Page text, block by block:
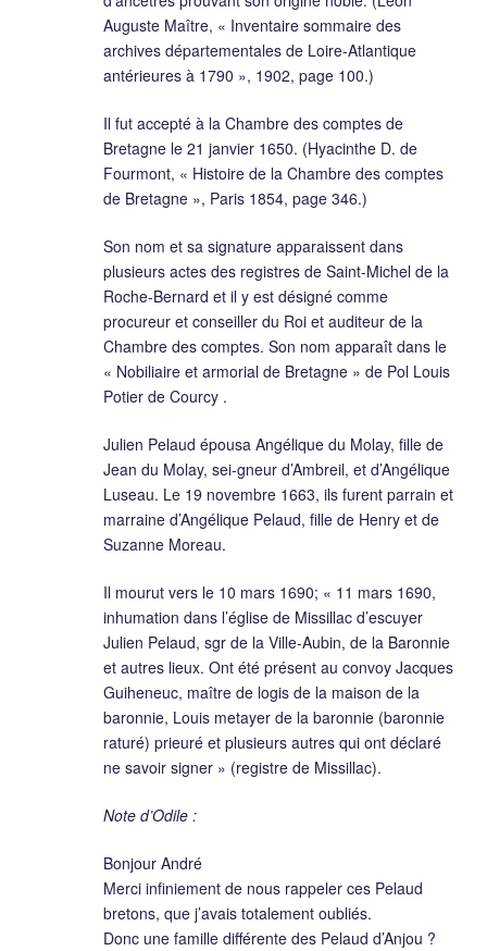
Auguste Maître, « Inventaire sommaire des
archives départementales de Loire-Atlantique
antérieures à 1790 », 1902, page 100.)
Il fut accepté à la Chambre des comptes de
Bretagne le 21 janvier 1650. (Hyacinthe D. de
Fourmont, « Histoire de la Chambre des comptes
de Bretagne », Paris 1854, page 346.)
Son nom et sa signature apparaissent dans
plusieurs actes des registres de Saint-Michel de la
Roche-Bernard et il y est désigné comme
procureur et conseiller du Roi et auditeur de la
Chambre des comptes. Son nom apparaît dans le
« Nobiliaire et armorial de Bretagne » de Pol Louis
Potier de Courcy .
Julien Pelaud épousa Angélique du Molay, fille de
Jean du Molay, sei-gneur d’Ambreil, et d’Angélique
Luseau. Le 19 novembre 1663, ils furent parrain et
marraine d’Angélique Pelaud, fille de Henry et de
Suzanne Moreau.
Il mourut vers le 10 mars 1690; « 11 mars 1690,
inhumation dans l’église de Missillac d’escuyer
Julien Pelaud, sgr de la Ville-Aubin, de la Baronnie
et autres lieux. Ont été présent au convoy Jacques
Guiheneuc, maître de logis de la maison de la
baronnie, Louis metayer de la baronnie (baronnie
raturé) prieuré et plusieurs autres qui ont déclaré
ne savoir signer » (registre de Missillac).
Note d’Odile :
Bonjour André
Merci infiniement de nous rappeler ces Pelaud
bretons, que j’avais totalement oubliés.
Donc une famille différente des Pelaud d’Anjou ?